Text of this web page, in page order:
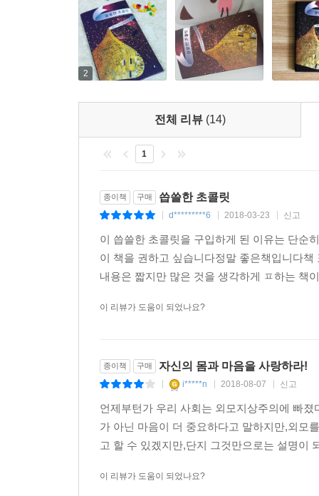
2
전체 리뷰 (14)
1
종이책 구매 씁쓸한 초콜릿
d*********6 2018-03-23 신고
이 씁쓸한 초콜릿을 구입하게 된 이유는 단순
이 책을 권하고 싶습니다정말 좋은책입니다
내용은 짧지만 많은 것을 생각하게 ㅍ하는 책
이 리뷰가 도움이 되었나요?
종이책 구매 자신의 몸과 마음을 사랑하라!
i*****n 2018-08-07 신고
언제부턴가 우리 사회는 외모지상주의에 빠
가 아닌 마음이 더 중요하다고 말하지만,외모
고 할 수 있겠지만,단지 그것만으로는 설명이
이 리뷰가 도움이 되었나요?